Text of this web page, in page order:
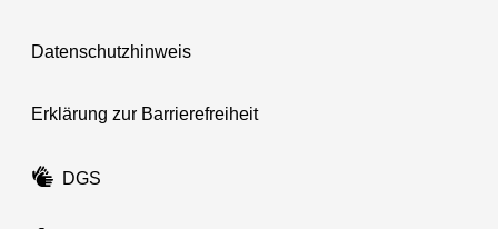
Datenschutzhinweis
Erklärung zur Barrierefreiheit
DGS